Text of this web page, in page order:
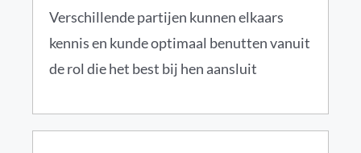
Verschillende partijen kunnen elkaars
kennis en kunde optimaal benutten vanuit
de rol die het best bij hen aansluit